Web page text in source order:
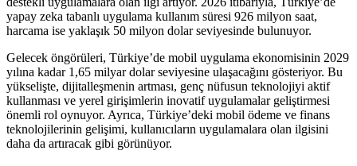
yapay zeka tabanlı uygulama kullanım süresi 926 milyon saat,
harcama ise yaklaşık 50 milyon dolar seviyesinde bulunuyor.
Gelecek öngörüleri, Türkiye’de mobil uygulama ekonomisinin 2029
yılına kadar 1,65 milyar dolar seviyesine ulaşacağını gösteriyor. Bu
yükselişte, dijitalleşmenin artması, genç nüfusun teknolojiyi aktif
kullanması ve yerel girişimlerin inovatif uygulamalar geliştirmesi
önemli rol oynuyor. Ayrıca, Türkiye’deki mobil ödeme ve finans
teknolojilerinin gelişimi, kullanıcıların uygulamalara olan ilgisini
daha da artıracak gibi görünüyor.